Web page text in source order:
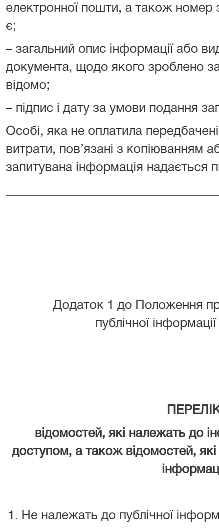
електронної пошти, а також номер
є;
– загальний опис інформації або
документа, щодо якого зроблено
відомо;
– підпис і дату за умови подання
Особі, яка не оплатила
витрати, пов’язані з копіюванням
запитувана інформація надається
Додаток 1 до Положення
публічної
відомостей, які належать до
доступом, а також відомостей, які
Не належать до публічної